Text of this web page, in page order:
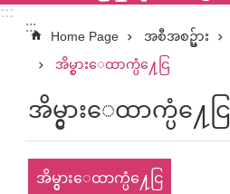
:::
:::
Home Page အစီအစဥ္မ်ား
အိမ္ငွားေထာက္ပံ႔ေငြ
အိမ္ငွားေထာက္ပံ႔ေငြ
အိမ္ငွားေထာက္ပံ႔ေငြ